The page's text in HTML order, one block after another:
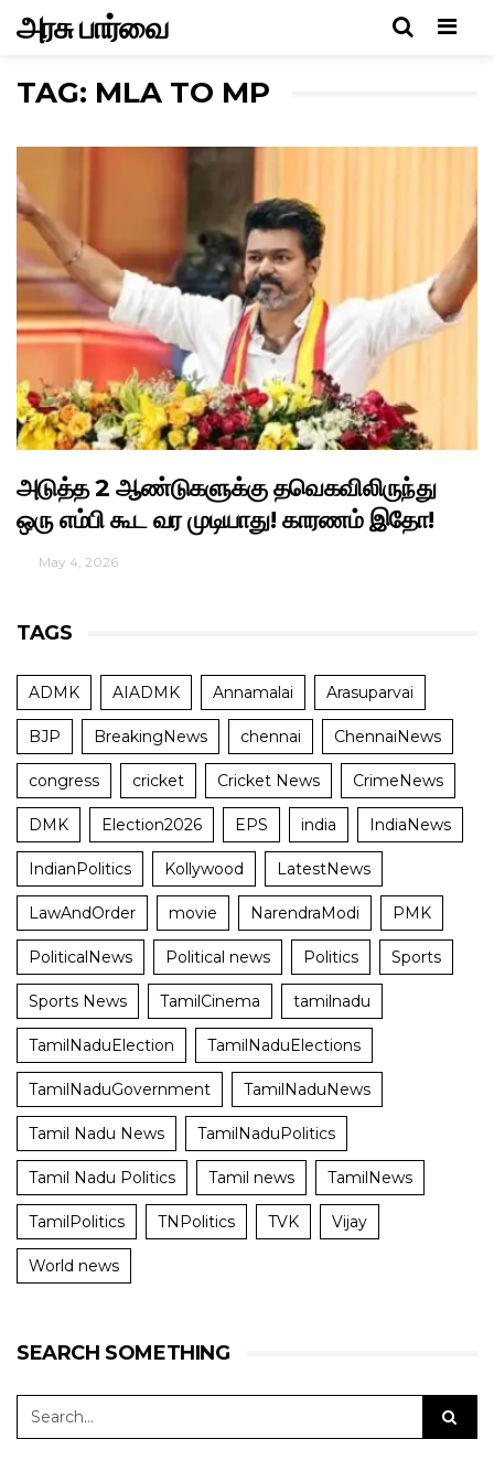
Menu
அரசு பார்வை
TAG: MLA TO MP
அடுத்த 2 ஆண்டுகளுக்கு தவெகவிலிருந்து
ஒரு எம்பி கூட வர முடியாது! காரணம் இதோ!
May 4, 2026
TAGS
ADMK AIADMK Annamalai Arasuparvai
BJP BreakingNews chennai ChennaiNews
congress cricket Cricket News CrimeNews
DMK Election2026 EPS india IndiaNews
IndianPolitics Kollywood LatestNews
LawAndOrder movie NarendraModi PMK
PoliticalNews Political news Politics Sports
Sports News TamilCinema tamilnadu
TamilNaduElection TamilNaduElections
TamilNaduGovernment TamilNaduNews
Tamil Nadu News TamilNaduPolitics
Tamil Nadu Politics Tamil news TamilNews
TamilPolitics TNPolitics TVK Vijay
World news
SEARCH SOMETHING